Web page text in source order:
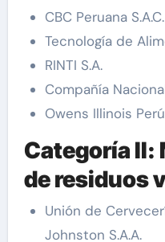
CBC Peruana S.A.C.
Tecnología de
RINTI S.A.
Compañía
Owens Illinois Perú
Categoría II:
de residuos
Unión de
Johnston S.A.A.